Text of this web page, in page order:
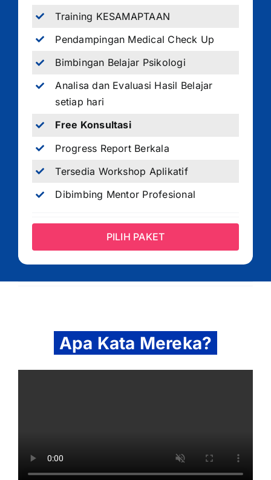
Training KESAMAPTAAN
Pendampingan Medical Check Up
Bimbingan Belajar Psikologi
Analisa dan Evaluasi Hasil Belajar
setiap hari
Free Konsultasi
Progress Report Berkala
Tersedia Workshop Aplikatif
Dibimbing Mentor Profesional
PILIH PAKET
Apa Kata Mereka?